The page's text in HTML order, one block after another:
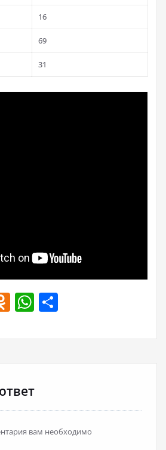
16
69
31
Odnoklassniki
WhatsApp
вам необходимо